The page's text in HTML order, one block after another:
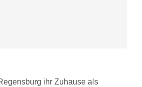
ihr Zuhause als